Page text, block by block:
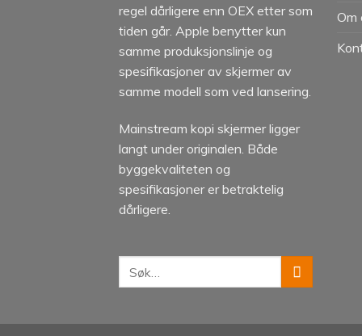
regel dårligere enn OEX etter som
tiden går. Apple benytter kun
samme produksjonslinje og
spesifikasjoner av skjermer av
samme modell som ved lansering.
Mainstream kopi skjermer ligger
langt under originalen. Både
byggekvaliteten og
spesifikasjoner er betraktelig
dårligere.
Om